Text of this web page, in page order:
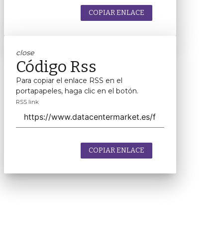
COPIAR ENLACE
close
Código Rss
Para copiar el enlace RSS en el
portapapeles, haga clic en el botón.
RSS link
COPIAR ENLACE